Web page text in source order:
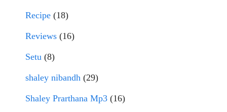
Recipe (18)
Reviews (16)
Setu (8)
shaley nibandh (29)
Shaley Prarthana Mp3 (16)